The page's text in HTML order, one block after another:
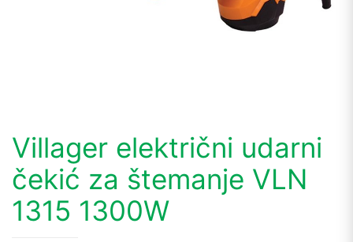
Villager električni udarni
čekić za štemanje VLN
1315 1300W